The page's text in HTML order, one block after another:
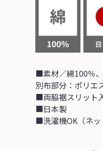
■素材／綿100％、
別布部分：ポリエ
■両脇裾スリット
■日本製
■洗濯機OK（ネッ